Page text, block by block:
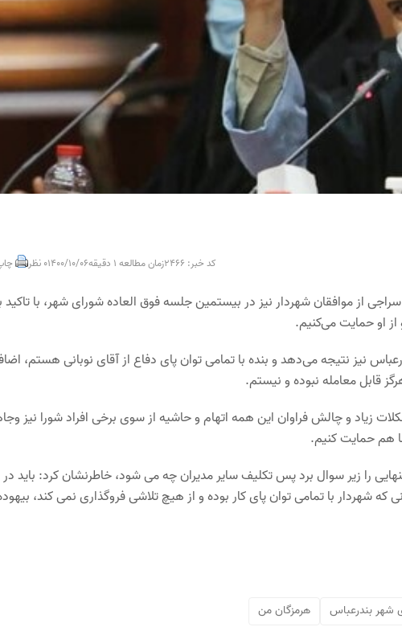
کد خبر: 2466 زمان مطالعه 1 دقیقه 1400/10/060 نظر
از موافقان شهردار نیز در بیستمین جلسه فوق العاده شورای شهر، با تاکید
او حمایت می‌کنیم.
نیز نتیجه می‌دهد و بنده با تمامی توان پای دفاع از آقای نوبانی هستم،
قابل معامله نبوده و نیستم.
زیاد و چالش فراوان این همه اتهام و حاشیه از سوی برخی افراد شورا نیز
هم حمایت کنیم.
را زیر سوال برد پس تکلیف سایر مدیران چه می شود، خاطرنشان کرد: باید در
که شهردار با تمامی توان پای کار بوده و از هیچ تلاشی فروگذاری نمی کند،
شهر بندرعباس هرمزگان من